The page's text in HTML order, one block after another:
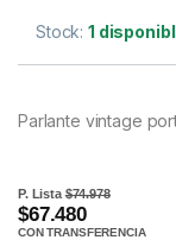
Stock:1
Parlante vintage
P. Lista$74.978
$67.480
CON TRANSFERENCIA